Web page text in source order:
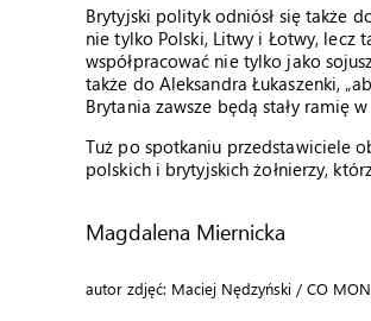
Brytyjski polityk odniósł się także
nie tylko Polski, Litwy i Łotwy, lecz
współpracować nie tylko jako
także do Aleksandra Łukaszenki,
Brytania zawsze będą stały ramię
Tuż po spotkaniu przedstawiciele
polskich i brytyjskich żołnierzy,
Magdalena Miernicka
autor zdjęć: Maciej Nędzyński / CO MON